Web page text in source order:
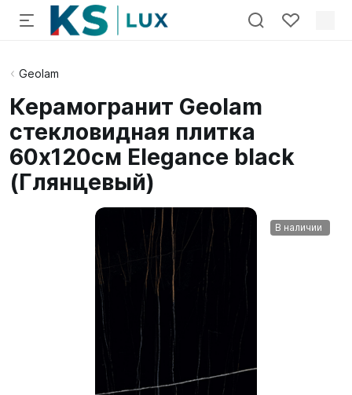
Geolam
Керамогранит Geolam
стекловидная плитка
60х120см Elegance black
(Глянцевый)
В наличии